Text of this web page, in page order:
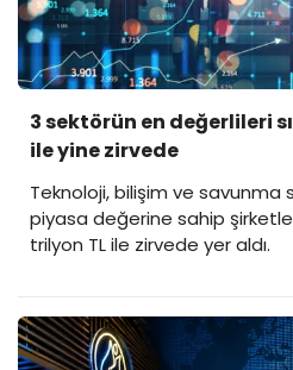
3 sektörün en değerlileri
ile yine zirvede
Teknoloji, bilişim ve savunma
piyasa değerine sahip şirketler
trilyon TL ile zirvede yer aldı.